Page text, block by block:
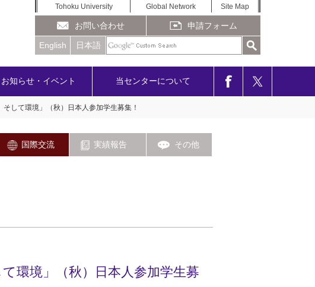
Tohoku University Global Network Site Map
お問い合わせ 申請フォーム
English 日本語
お知らせ・イベント 当センターについて
そして環境」（秋）日本人参加学生募集！
国際交流 実績報告 その他
環境」（秋）日本人参加学生募